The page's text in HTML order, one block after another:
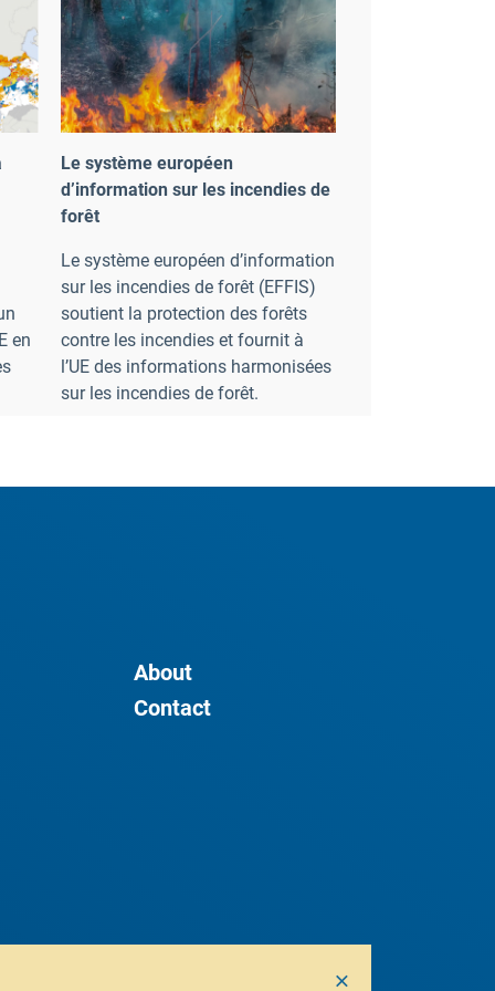
en
Le système européen
d’information sur les incendies de
forêt
Le système européen d’information
sur les incendies de forêt (EFFIS)
soutient la protection des forêts
contre les incendies et fournit à
l’UE des informations harmonisées
sur les incendies de forêt.
About
Contact